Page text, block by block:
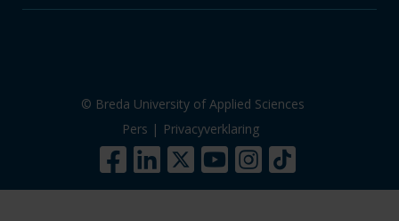
© Breda University of Applied Sciences
Pers | Privacyverklaring